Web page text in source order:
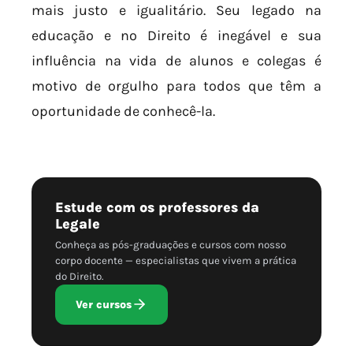
mais justo e igualitário. Seu legado na
educação e no Direito é inegável e sua
influência na vida de alunos e colegas é
motivo de orgulho para todos que têm a
oportunidade de conhecê-la.
Estude com os professores da
Legale
Conheça as pós-graduações e cursos com nosso
corpo docente — especialistas que vivem a prática
do Direito.
Ver cursos